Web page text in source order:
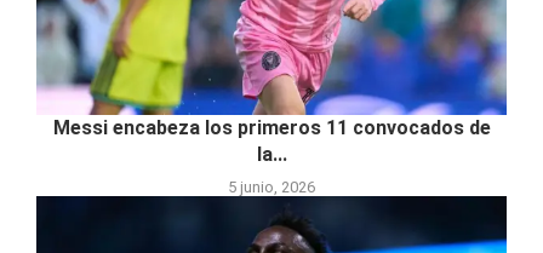
Messi encabeza los primeros 11 convocados de
la...
5 junio, 2026